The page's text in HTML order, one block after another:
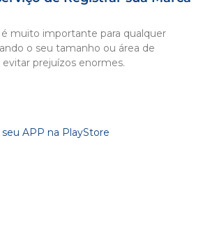
muito importante para qualquer
o seu tamanho ou área de
prejuízos enormes.